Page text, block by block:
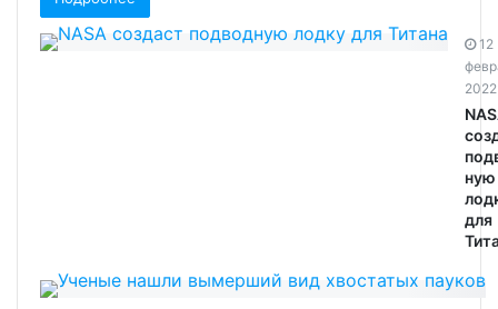
12
2022
ную
для